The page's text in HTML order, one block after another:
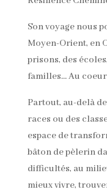
Son voyage nous
Moyen-Orient, en
prisons, des
familles… Au
Partout, au-delà
races ou des
espace de
bâton de pèlerin
difficultés, au
mieux vivre,